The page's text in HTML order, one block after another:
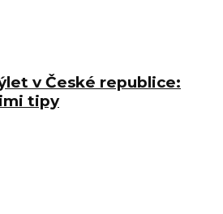
v České republice:
tipy